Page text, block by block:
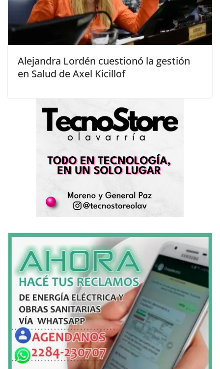
Alejandra Lordén cuestionó la gestión
en Salud de Axel Kicillof